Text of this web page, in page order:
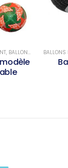
, BALLONS RUGBY ,
BALLONS